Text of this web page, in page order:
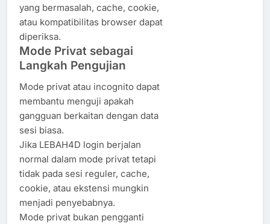
yang bermasalah, cache, cookie,
atau kompatibilitas browser dapat
diperiksa.
Mode Privat sebagai
Langkah Pengujian
Mode privat atau incognito dapat
membantu menguji apakah
gangguan berkaitan dengan data
sesi biasa.
Jika LEBAH4D login berjalan
normal dalam mode privat tetapi
tidak pada sesi reguler, cache,
cookie, atau ekstensi mungkin
menjadi penyebabnya.
Mode privat bukan pengganti